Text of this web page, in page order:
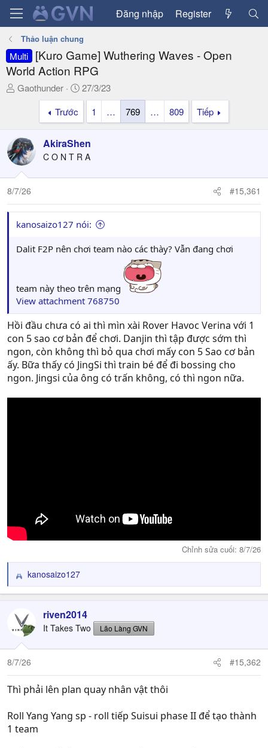
Đăng nhập Register
Thảo luận chung
Multi
[Kuro Game] Wuthering Waves - Open
World Action RPG
T
a
d
s
t
a
t
e
Gaothunder
N
g
y
ử
i
27/3/23
Trước
1 … 769 … 809 Tiếp
AkiraShen
C O N T R A
8/7/26 #15,361
kanosaizo127 nói:
Dalit F2P nên chơi team nào các thày? Vẫn đang chơi
team này theo trên mạng
View attachment 768750
Hồi đầu chưa có ai thì mìn xài Rover Havoc Verina với 1
con 5 sao cơ bản để chơi. Danjin thì tập được sớm thì
ngon, còn không thì bỏ qua chơi mấy con 5 Sao cơ bản
ấy. Bữa thấy có JingSi thì train bé để đi bossing cho
ngon. Jingsi của ông có trấn không, có thì ngon nữa.
Chỉnh sửa cuối: 8/7/26
R
e
c
o
n
kanosaizo127
riven2014
It Takes Two Lão Làng GVN
8/7/26 #15,362
Thì phải lên plan quay nhân vật thôi
Roll Yang Yang sp - roll tiếp Suisui phase II để tạo thành
1 team